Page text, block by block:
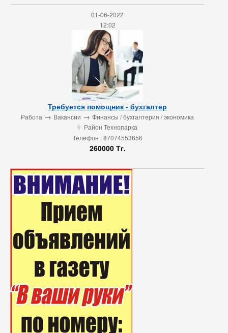
01-06-2022
12:02
Требуется помощник - бухгалтер
Работа → Вакансии → Финансы / бухгалтерия / экономика
u Район Технопарка
Телефон : 87074553656
260000 Тг.